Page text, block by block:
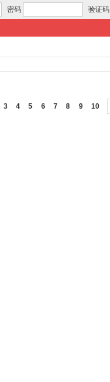
密码 验证码
3 4 5 6 7 8 9 10